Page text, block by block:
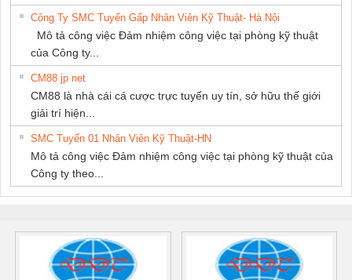
Công Ty SMC Tuyển Gấp Nhân Viên Kỹ Thuật- Hà Nội
Mô tả công việc Đảm nhiệm công việc tại phòng kỹ thuật
của Công ty...
CM88 jp net
CM88 là nhà cái cá cược trực tuyến uy tín, sở hữu thế giới
giải trí hiện...
SMC Tuyển 01 Nhân Viên Kỹ Thuật-HN
Mô tả công việc Đảm nhiệm công việc tại phòng kỹ thuật của
Công ty theo...